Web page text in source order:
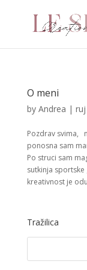
O meni
by Andrea |
Pozdrav svima,
ponosna sam
Po struci sam
sutkinja
kreativnost je
Tražilica